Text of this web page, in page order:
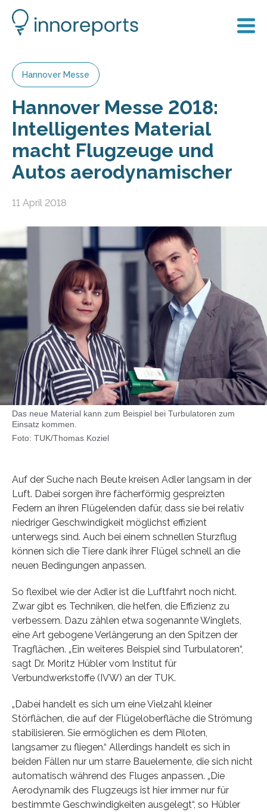
Hannover Messe
Hannover Messe 2018:
Intelligentes Material
macht Flugzeuge und
Autos aerodynamischer
11 April 2018
Das neue Material kann zum Beispiel bei Turbulatoren zum
Einsatz kommen.
Foto: TUK/Thomas Koziel
Auf der Suche nach Beute kreisen Adler langsam in der
Luft. Dabei sorgen ihre fächerförmig gespreizten
Federn an ihren Flügelenden dafür, dass sie bei relativ
niedriger Geschwindigkeit möglichst effizient
unterwegs sind. Auch bei einem schnellen Sturzflug
können sich die Tiere dank ihrer Flügel schnell an die
neuen Bedingungen anpassen.
So flexibel wie der Adler ist die Luftfahrt noch nicht.
Zwar gibt es Techniken, die helfen, die Effizienz zu
verbessern. Dazu zählen etwa sogenannte Winglets,
eine Art gebogene Verlängerung an den Spitzen der
Tragflächen. „Ein weiteres Beispiel sind Turbulatoren“,
sagt Dr. Moritz Hübler vom Institut für
Verbundwerkstoffe (IVW) an der TUK.
„Dabei handelt es sich um eine Vielzahl kleiner
Störflächen, die auf der Flügeloberfläche die Strömung
stabilisieren. Sie ermöglichen es dem Piloten,
langsamer zu fliegen.“ Allerdings handelt es sich in
beiden Fällen nur um starre Bauelemente, die sich nicht
automatisch während des Fluges anpassen. „Die
Aerodynamik des Flugzeugs ist hier immer nur für
bestimmte Geschwindigkeiten ausgelegt“, so Hübler